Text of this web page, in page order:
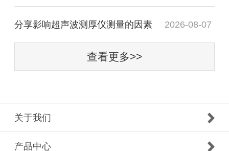
分享影响超声波测厚仪测量的因素 2026-08-07
查看更多>>
关于我们
产品中心